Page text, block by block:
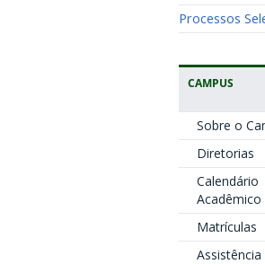
Processos
CAMPUS
Sobre o
Diretorias
Calendário
Acadêmico
Matrículas